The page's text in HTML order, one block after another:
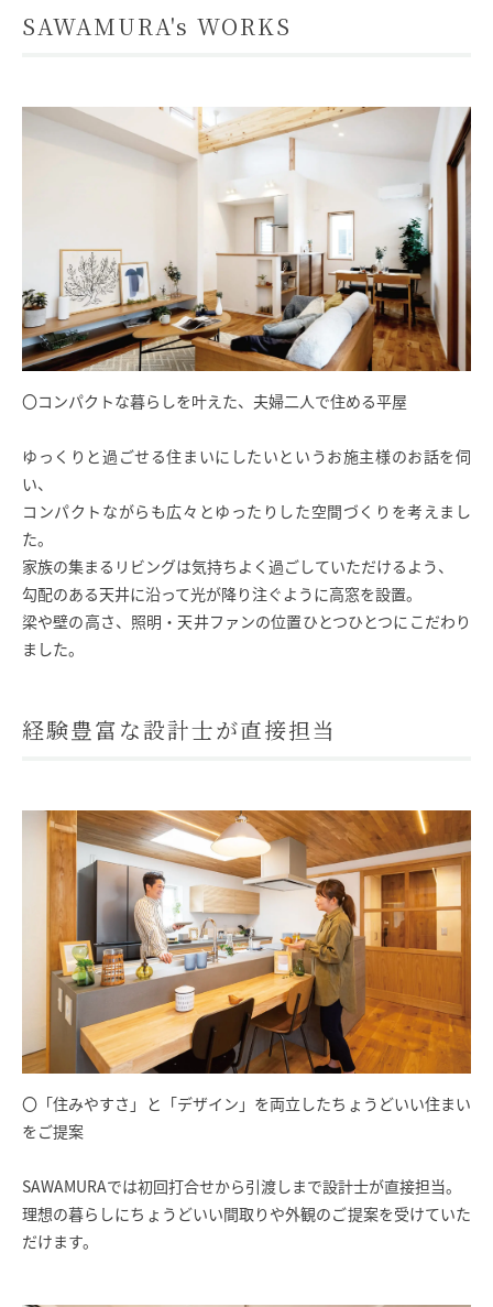
SAWAMURA's WORKS
〇コンパクトな暮らしを叶えた、夫婦二人で住める平屋
ゆっくりと過ごせる住まいにしたいというお施主様のお話を伺
い、
コンパクトながらも広々とゆったりした空間づくりを考えまし
た。
家族の集まるリビングは気持ちよく過ごしていただけるよう、
勾配のある天井に沿って光が降り注ぐように高窓を設置。
梁や壁の高さ、照明・天井ファンの位置ひとつひとつにこだわり
ました。
経験豊富な設計士が直接担当
〇「住みやすさ」と「デザイン」を両立したちょうどいい住まい
をご提案
SAWAMURAでは初回打合せから引渡しまで設計士が直接担当。
理想の暮らしにちょうどいい間取りや外観のご提案を受けていた
だけます。